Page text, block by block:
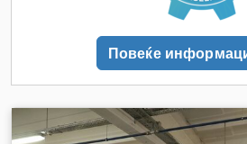
Повеќе